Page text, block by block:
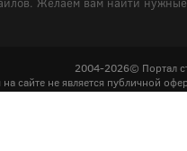
2004-2026© Портал
сайте не является публичной